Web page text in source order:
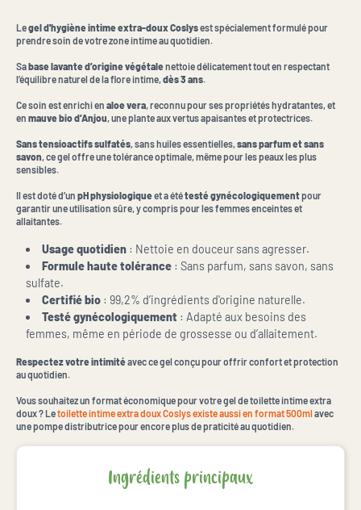
Legel d'hygiène intime extra-doux Coslysest spécialement formulé pour
prendre soin de votre zone intime au quotidien.
Sabase lavante d’origine végétalenettoie délicatement tout en respectant
l’équilibre naturel de la flore intime, dès 3 ans
Ce soin est enrichi en aloe vera , reconnu pour ses propriétés hydratantes, et
en mauve bio d’Anjou , une plante aux vertus apaisantes et protectrices.
Sans tensioactifs sulfatés , sans huiles essentielles, sans parfum et sans
savon , ce gel offre une tolérance optimale, même pour les peaux les plus
sensibles.
Il est doté d’un pH physiologiqueet a ététesté gynécologiquementpour
garantir une utilisation sûre, y compris pour les femmes enceintes et
allaitantes.
Usage quotidien : Nettoie en douceur sans agresser.
Formule haute tolérance : Sans parfum, sans savon, sans
sulfate.
Certifié bio : 99,2% d’ingrédients d'origine naturelle.
Testé gynécologiquement : Adapté aux besoins des
femmes, même en période de grossesse ou d’allaitement.
Respectez votre intimitéavec ce gel conçu pour offrir confort et protection
au quotidien.
Vous souhaitez un format économique pour votre gel de toilette intime extra
doux ? Letoilette intime extra doux Coslys existe aussi en format 500mlavec
une pompe distributrice pour encore plus de praticité au quotidien.
Ingrédients principaux